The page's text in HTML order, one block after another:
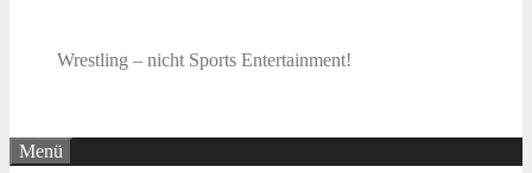
Wrestling – nicht Sports Entertainment!
Menü